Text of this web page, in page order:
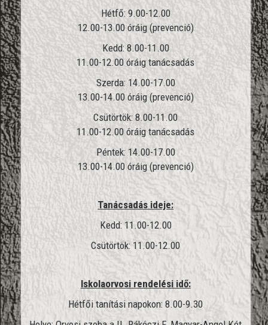
Hétfő: 9.00-12.00
12.00-13.00 óráig (prevenció)
Kedd: 8.00-11.00
11.00-12.00 óráig tanácsadás
Szerda: 14.00-17.00
13.00-14.00 óráig (prevenció)
Csütörtök: 8.00-11.00
11.00-12.00 óráig tanácsadás
Péntek: 14.00-17.00
13.00-14.00 óráig (prevenció)
Tanácsadás ideje:
Kedd: 11.00-12.00
Csütörtök: 11.00-12.00
Iskolaorvosi rendelési idő:
Hétfői tanítási napokon: 8.00-9.30